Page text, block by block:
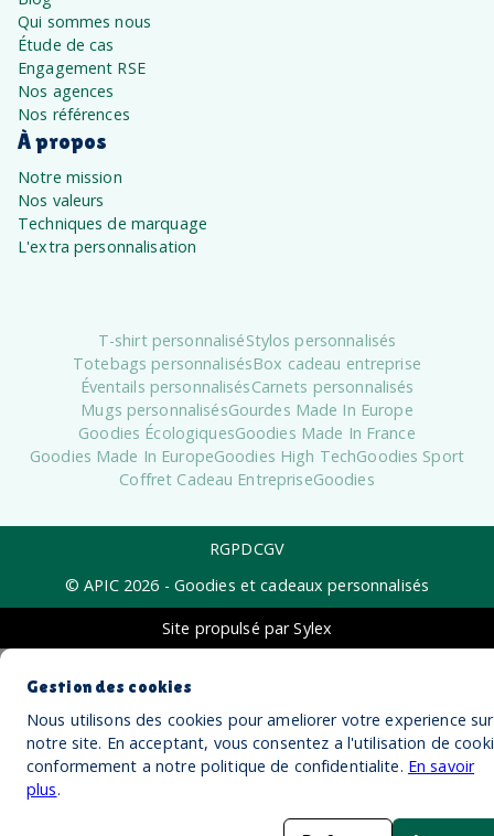
Qui sommes nous
Étude de cas
Engagement RSE
Nos agences
Nos références
À propos
Notre mission
Nos valeurs
Techniques de marquage
L'extra personnalisation
T-shirt personnaliséStylos personnalisés
Totebags personnalisésBox cadeau entreprise
Éventails personnalisésCarnets personnalisés
Mugs personnalisésGourdes Made In Europe
Goodies ÉcologiquesGoodies Made In France
Goodies Made In EuropeGoodies High TechGoodies Sport
Coffret Cadeau EntrepriseGoodies
RGPDCGV
© APIC 2026 - Goodies et cadeaux personnalisés
Site propulsé par Sylex
Gestion des cookies
Nous utilisons des cookies pour ameliorer votre experience sur
notre site. En acceptant, vous consentez a l'utilisation de
conformement a notre politique de confidentialite. En savoir
plus.